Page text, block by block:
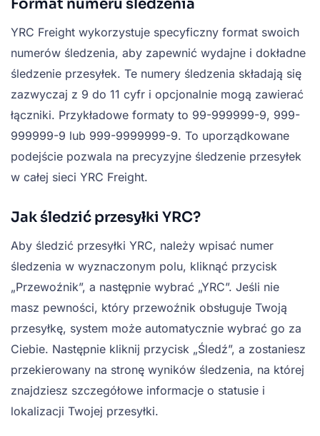
Format numeru śledzenia
YRC Freight wykorzystuje specyficzny format swoich
numerów śledzenia, aby zapewnić wydajne i dokładne
śledzenie przesyłek. Te numery śledzenia składają się
zazwyczaj z 9 do 11 cyfr i opcjonalnie mogą zawierać
łączniki. Przykładowe formaty to 99-999999-9, 999-
999999-9 lub 999-9999999-9. To uporządkowane
podejście pozwala na precyzyjne śledzenie przesyłek
w całej sieci YRC Freight.
Jak śledzić przesyłki YRC?
Aby śledzić przesyłki YRC, należy wpisać numer
śledzenia w wyznaczonym polu, kliknąć przycisk
„Przewoźnik”, a następnie wybrać „YRC”. Jeśli nie
masz pewności, który przewoźnik obsługuje Twoją
przesyłkę, system może automatycznie wybrać go za
Ciebie. Następnie kliknij przycisk „Śledź”, a zostaniesz
przekierowany na stronę wyników śledzenia, na której
znajdziesz szczegółowe informacje o statusie i
lokalizacji Twojej przesyłki.